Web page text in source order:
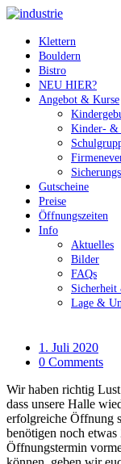
Klettern
Bouldern
Bistro
NEU HIER?
Angebot & Kurse
Kinder- &
Gutscheine
Preise
Öffnungszeiten
Info
Aktuelles
Bilder
FAQs
Sicherheit
Lage &
1. Juli 2020
0 Comments
Wir haben richtig
dass unsere Halle
erfolgreiche Öffnung
benötigen noch
Öffnungstermin